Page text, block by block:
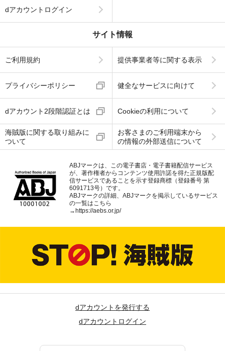
dアカウントログイン
サイト情報
ご利用規約 提供事業者等に関する表示
プライバシーポリシー 健全なサービスに向けて
dアカウント2段階認証とは Cookieの利用について
海賊版に関する取り組みに
ついて
お客さまのご利用端末から
の情報の外部送信について
ABJマークは、この電子書店・電子書籍配信サービス
が、著作権者からコンテンツ使用許諾を得た正規版配
信サービスであることを示す登録商標（登録番号 第
6091713号）です。
ABJマークの詳細、ABJマークを掲示しているサービス
の一覧はこちら
→ https://aebs.or.jp/
dアカウントを発行する
dアカウントログイン